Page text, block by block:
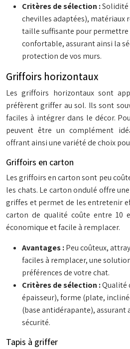
Critères de sélection :Solidité
chevilles adaptées), matériaux
taille suffisante pour
confortable, assurant ainsi la
protection de vos murs.
Griffoirs horizontaux
Les griffoirs horizontaux sont
préfèrent griffer au sol. Ils sont
faciles à intégrer dans le décor.
peuvent être un complément
offrant ainsi une variété de choix
Griffoirs en carton
Les griffoirs en carton sont peu
les chats. Le carton ondulé offre
griffes et permet de les entretenir
carton de qualité coûte entre 10
économique et facile à remplacer.
Avantages :Peu coûteux,
faciles à remplacer, une
préférences de votre chat.
Critères de sélection :Qualité
épaisseur), forme (plate,
(base antidérapante), assurant
sécurité.
Tapis à griffer